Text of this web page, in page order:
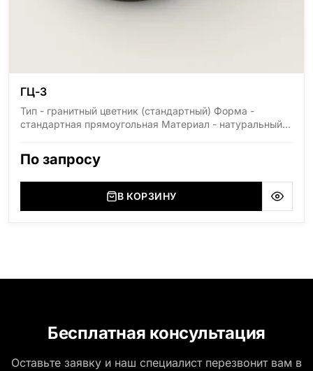
ГЦ-3
Тип - гранитный цветник (стандартный) Форма -
стандартная прямоугольная Материал - натуральный
По запросу
В КОРЗИНУ
Бесплатная консультация
Оставьте заявку и наш специалист перезвонит вам в